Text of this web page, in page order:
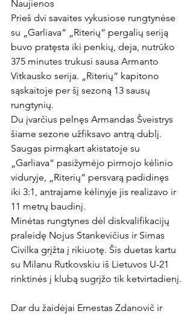
Naujienos
Prieš dvi savaites vykusiose rungtynėse
su „Garliava“ „Riterių“ pergalių seriją
buvo pratęsta iki penkių, deja, nutrūko
375 minutes trukusi sausa Armanto
Vitkausko serija. „Riterių“ kapitono
sąskaitoje per šį sezoną 13 sausų
rungtynių.
Du įvarčius pelnęs Armandas Šveistrys
šiame sezone užfiksavo antrą dublį.
Saugas pirmąkart akistatoje su
„Garliava“ pasižymėjo pirmojo kėlinio
viduryje, „Riterių“ persvarą padidinęs
iki 3:1, antrajame kėlinyje jis realizavo ir
11 metrų baudinį.
Minėtas rungtynes dėl diskvalifikacijų
praleidę Nojus Stankevičius ir Simas
Civilka grįžta į rikiuotę. Šis duetas kartu
su Milanu Rutkovskiu iš Lietuvos U-21
rinktinės į klubą sugrįžo tik ketvirtadienį.
Dar du žaidėjai Ernestas Zdanovič ir